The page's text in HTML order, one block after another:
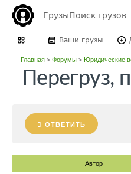
ГрузыПоиск грузов
Ваши грузы
Главная> Форумы> Юридические
Перегруз,
ОТВЕТИТЬ
Автор